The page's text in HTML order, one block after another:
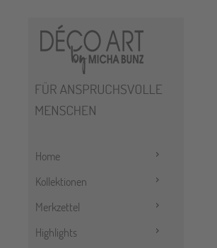
Home
Kollektionen
Merkzettel
Highlights